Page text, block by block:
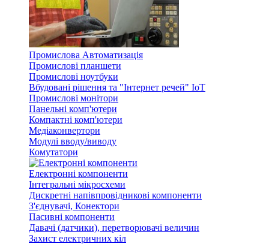
Промислова Автоматизація
Промислові планшети
Промислові ноутбуки
Вбудовані рішення та "Інтернет речей" IoT
Промислові монітори
Панельні комп'ютери
Компактні комп'ютери
Медіаконвертори
Модулі вводу/виводу
Комутатори
Електронні компоненти
Інтегральні мікросхеми
Дискретні напівпровідникові компоненти
З'єднувачі, Конектори
Пасивні компоненти
Давачі (датчики), перетворювачі величин
Захист електричних кіл